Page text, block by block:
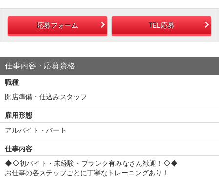
応募フォーム TEL応募
仕事内容・応募資格
職種
開店準備・仕込みスタッフ
雇用形態
アルバイト・パート
仕事内容
◆◇初バイト・未経験・ブランク有みなさん歓迎！◇◆
お仕事の各ステップごとに丁寧なトレーニングあり！